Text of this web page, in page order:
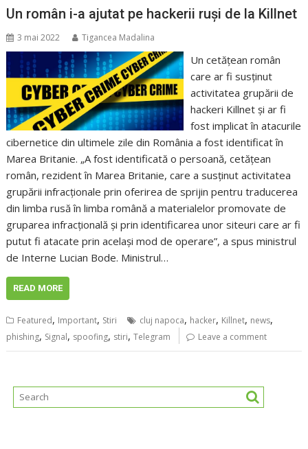
Un român i-a ajutat pe hackerii ruși de la Killnet
3 mai 2022 Tigancea Madalina
Un cetățean român
care ar fi susținut
activitatea grupării de
hackeri Killnet și ar fi
fost implicat în atacurile
cibernetice din ultimele zile din România a fost identificat în
Marea Britanie. „A fost identificată o persoană, cetățean
român, rezident în Marea Britanie, care a susținut activitatea
grupării infracționale prin oferirea de sprijin pentru traducerea
din limba rusă în limba română a materialelor promovate de
gruparea infracțională și prin identificarea unor siteuri care ar fi
putut fi atacate prin același mod de operare”, a spus ministrul
de Interne Lucian Bode. Ministrul…
READ MORE
Featured, Important, Stiri cluj napoca, hacker, Killnet, news,
phishing, Signal, spoofing, stiri,Telegram Leave a comment